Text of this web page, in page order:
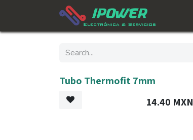
Tubo Thermofit 7mm
14.40 MXN